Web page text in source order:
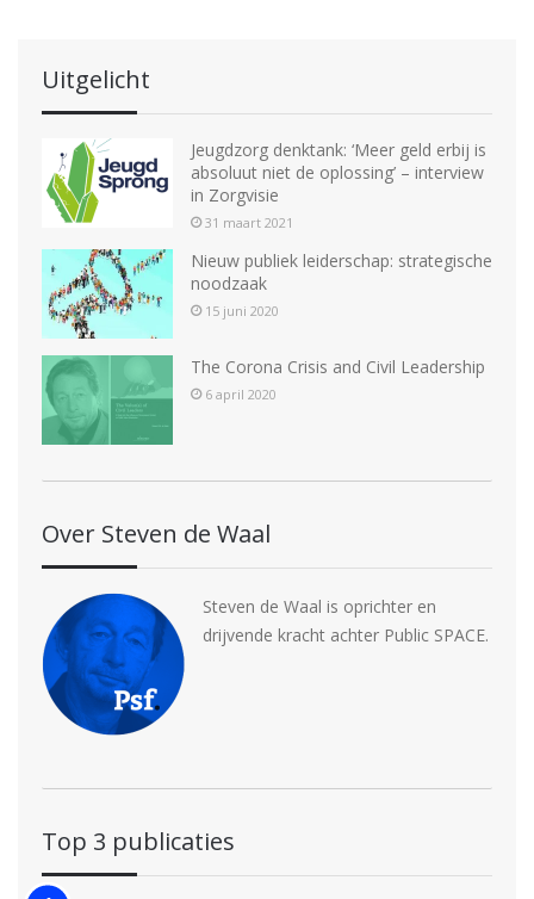
Uitgelicht
Jeugdzorg denktank: ‘Meer geld erbij is
absoluut niet de oplossing’ – interview
in Zorgvisie
31 maart 2021
Nieuw publiek leiderschap: strategische
noodzaak
15 juni 2020
The Corona Crisis and Civil Leadership
6 april 2020
Over Steven de Waal
Steven de Waal is oprichter en
drijvende kracht achter Public SPACE.
Top 3 publicaties